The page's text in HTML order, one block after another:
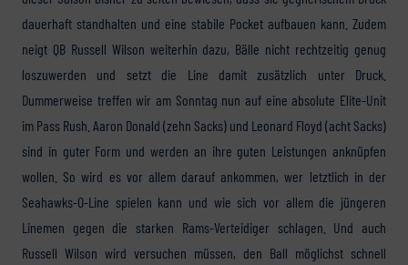
dauerhaft standhalten und eine stabile Pocket aufbauen kann. Zudem
neigt QB Russell Wilson weiterhin dazu, Bälle nicht rechtzeitig genug
loszuwerden und setzt die Line damit zusätzlich unter Druck.
Dummerweise treffen wir am Sonntag nun auf eine absolute Elite-Unit
im Pass Rush. Aaron Donald (zehn Sacks) und Leonard Floyd (acht Sacks)
sind in guter Form und werden an ihre guten Leistungen anknüpfen
wollen. So wird es vor allem darauf ankommen, wer letztlich in der
Seahawks-O-Line spielen kann und wie sich vor allem die jüngeren
Linemen gegen die starken Rams-Verteidiger schlagen. Und auch
Russell Wilson wird versuchen müssen, den Ball möglichst schnell